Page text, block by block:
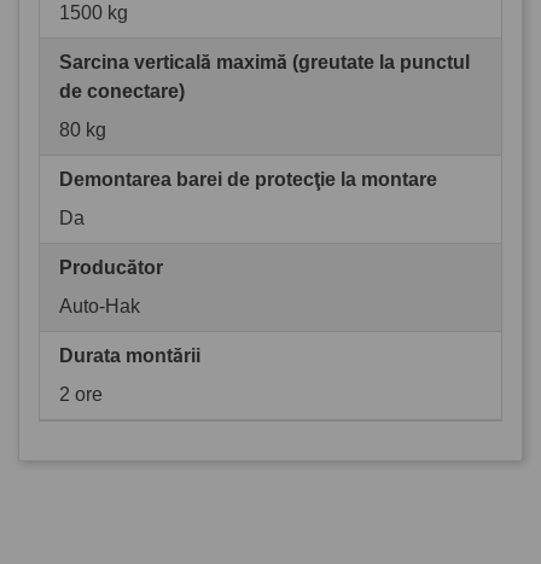
1500 kg
Sarcina verticală maximă (greutate la punctul
de conectare)
80 kg
Demontarea barei de protecţie la montare
Da
Producător
Auto-Hak
Durata montării
2 ore